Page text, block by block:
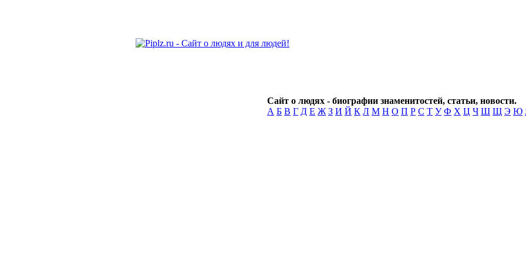
Сайт о людях - биографии знаменитостей, статьи, новости.
А Б В Г Д Е Ж З И Й К Л М Н О П Р С Т У Ф Х Ц Ч Ш Щ Э Ю